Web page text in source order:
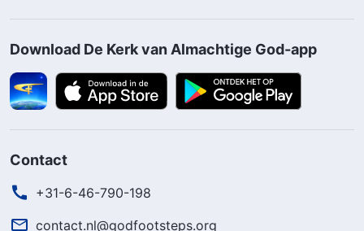
Download De Kerk van Almachtige God-app
Contact
+31-6-46-790-198
contact.nl@godfootsteps.org